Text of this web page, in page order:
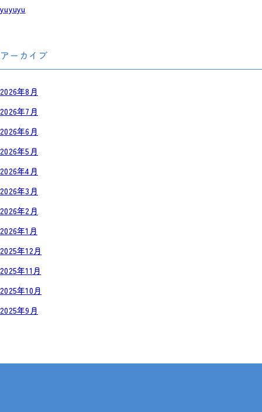
yuyuyu
アーカイブ
2026年8月
2026年7月
2026年6月
2026年5月
2026年4月
2026年3月
2026年2月
2026年1月
2025年12月
2025年11月
2025年10月
2025年9月